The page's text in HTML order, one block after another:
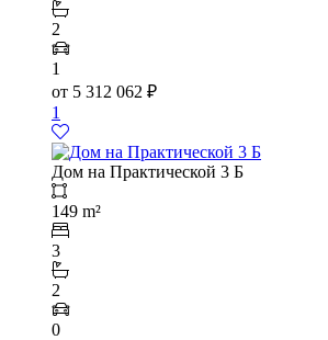
2
1
от 5 312 062 ₽
1
Дом на Практической 3 Б
149 m²
3
2
0